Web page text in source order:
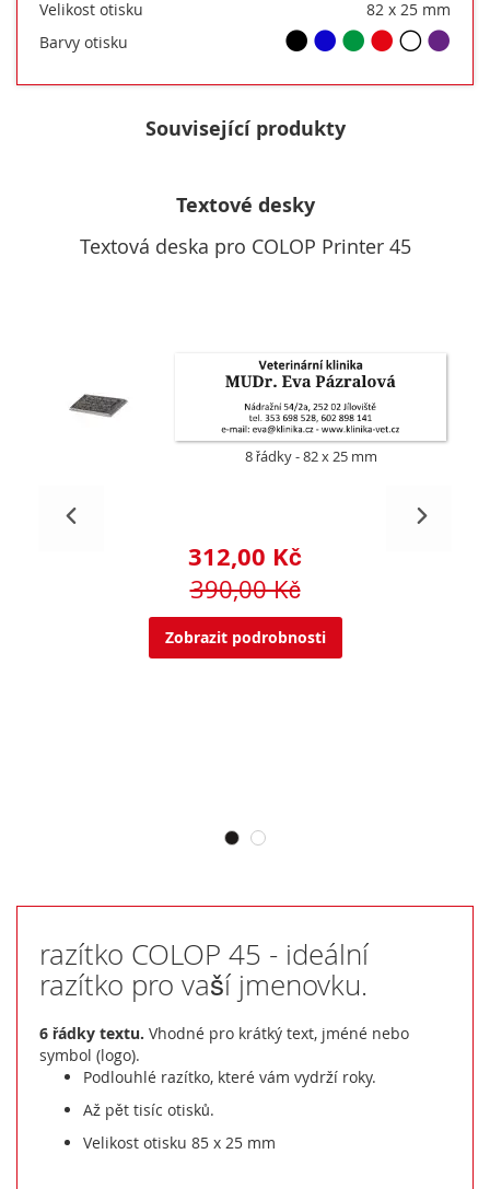
Velikost otisku
82 x 25 mm
Barvy otisku
Související produkty
Textové desky
Textová deska pro COLOP Printer 45
8 řádky 82 x 25 mm
312,00 Kč
390,00 Kč
Zobrazit podrobnosti
razítko COLOP 45 - ideální
razítko pro vaší jmenovku.
6 řádky textu. Vhodné pro krátký text, jméné nebo
symbol (logo).
Podlouhlé razítko, které vám vydrží roky.
Až pět tisíc otisků.
Velikost otisku 85 x 25 mm